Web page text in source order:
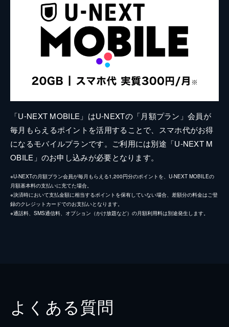
「U-NEXT MOBILE」はU-NEXTの「月額プラン」会員が
毎月もらえるポイントを活用することで、スマホ代がお得
になるモバイルプランです。ご利用には別途「U-NEXT M
OBILE」のお申し込みが必要となります。
※U-NEXTの月額プラン会員が毎月もらえる1,200円分のポイントを、U-NEXT MOBILEの
月額基本料の支払いに充てた場合。
※決済時において支払金額に相当するポイントを保有していない場合、差額分の料金はご登
録のクレジットカードでのお支払いとなります。
※通話料、SMS通信料、オプション（かけ放題など）の月額利用料は別途発生します。
よくある質問